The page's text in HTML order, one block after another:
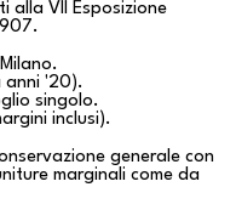
alla VII Esposizione
Milano.
anni '20).
singolo.
inclusi).
generale con
marginali come da